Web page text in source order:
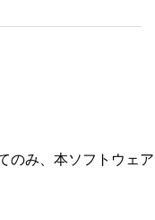
のみ、本ソフトウェ